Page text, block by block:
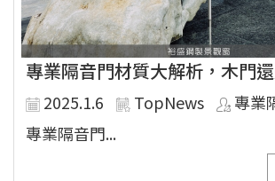
專業隔音門材質大解析，木門
2025.1.6 TopNews
專業
專業隔音門...